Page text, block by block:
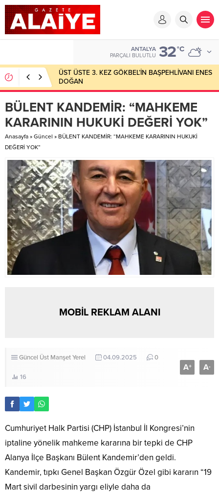
ANTALYA
PARÇALI BULUTLU 32°C
ÜST ÜSTE 3. KEZ GÖKBEL’İN BAŞPEHLİVANI ENES
DOĞAN
BÜLENT KANDEMİR: “MAHKEME
KARARININ HUKUKİ DEĞERİ YOK”
Anasayfa » Güncel » BÜLENT KANDEMİR: “MAHKEME KARARININ HUKUKİ
DEĞERİ YOK”
MOBİL REKLAM ALANI
Güncel Üst ManşetYerel 04.09.2025 0
16
A+ A-
Cumhuriyet Halk Partisi (CHP) İstanbul İl Kongresi’nin
iptaline yönelik mahkeme kararına bir tepki de CHP
Alanya İlçe Başkanı Bülent Kandemir’den geldi.
Kandemir, tıpkı Genel Başkan Özgür Özel gibi kararın “19
Mart sivil darbesinin yargı eliyle daha da